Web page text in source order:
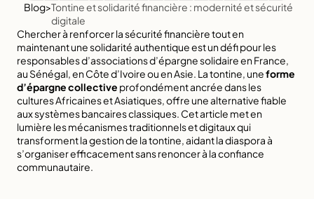
Blog>Tontine et solidarité financière : modernité et sécurité
digitale
Chercher à renforcer la sécurité financière tout en
maintenant une solidarité authentique est un défi pour les
responsables d’associations d’épargne solidaire en France,
au Sénégal, en Côte d’Ivoire ou en Asie. La tontine, une forme
d’épargne collective profondément ancrée dans les
cultures Africaines et Asiatiques, offre une alternative fiable
aux systèmes bancaires classiques. Cet article met en
lumière les mécanismes traditionnels et digitaux qui
transforment la gestion de la tontine, aidant la diaspora à
s’organiser efficacement sans renoncer à la confiance
communautaire.